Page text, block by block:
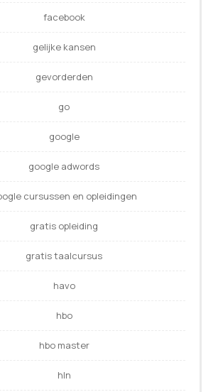
facebook
gelijke kansen
gevorderden
go
google
google adwords
cursussen en opleidingen
gratis opleiding
gratis taalcursus
havo
hbo
hbo master
hln